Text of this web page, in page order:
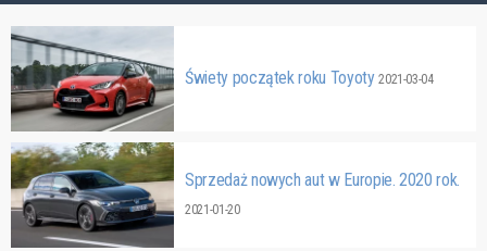
Świety początek roku Toyoty2021-03-04
Sprzedaż nowych aut w Europie. 2020 rok.
2021-01-20